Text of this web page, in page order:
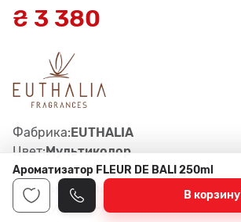
₴ 3 380
Фабрика:EUTHALIA
Цвет:Мультиколор
Габариты:250ml см
Материал: Скло
Артикул:
AMB-FDB-250
Ароматизатор FLEUR DE BALI 250ml
В корзину